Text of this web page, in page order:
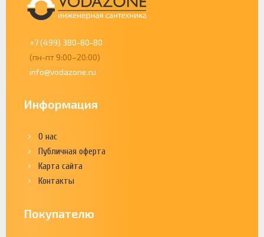
+7 (499) 380-80-80
(пн-пт 9:00–20:00)
info@vodazone.ru
Информация
О нас
Публичная оферта
Карта сайта
Контакты
Покупателю